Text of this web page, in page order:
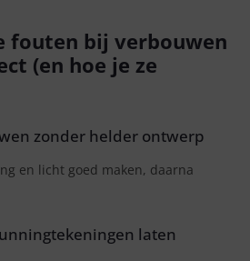
fouten bij verbouwen
(en hoe je ze
zonder helder ontwerp
en licht goed maken, daarna
laten